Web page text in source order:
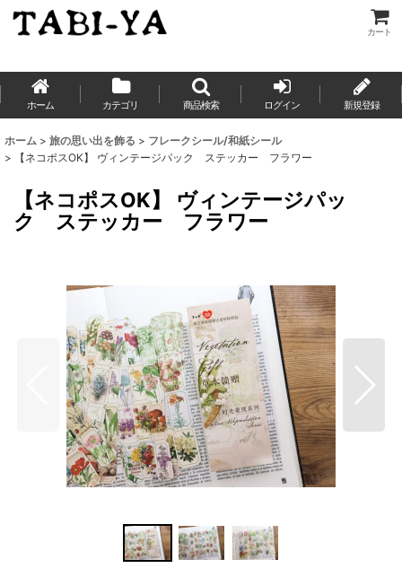
カート
ホーム カテゴリ 商品検索 ログイン 新規登録
ホーム > 旅の思い出を飾る > フレークシール/和紙シール
>
【ネコポスOK】 ヴィンテージパック ステッカー フラワー
【ネコポスOK】 ヴィンテージパッ
ク ステッカー フラワー